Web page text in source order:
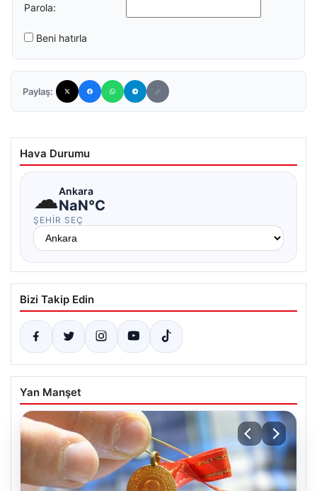
Parola:
Beni hatırla
Paylaş:
Hava Durumu
☁Ankara
NaN°C
ŞEHIR SEÇ
Bizi Takip Edin
Yan Manşet